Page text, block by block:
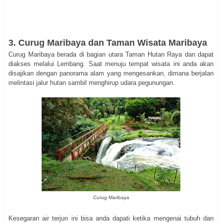
3. Curug Maribaya dan Taman Wisata Maribaya
Curug Maribaya berada di bagian utara Taman Hutan Raya dan dapat
diakses melalui Lembang. Saat menuju tempat wisata ini anda akan
disajikan dengan panorama alam yang mengesankan, dimana berjalan
melintasi jalur hutan sambil menghirup udara pegunungan.
Curug Maribaya
Kesegaran air terjun ini bisa anda dapati ketika mengenai tubuh dan